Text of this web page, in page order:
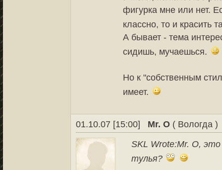
фигурка мне или нет.
классно, то и красить
А бывает - тема
сидишь, мучаешься.
Но к "собственным
имеет.
01.10.07 [15:00] Mr. O ( Вологда )
SKL Wrote:Mr. O,
тулья?